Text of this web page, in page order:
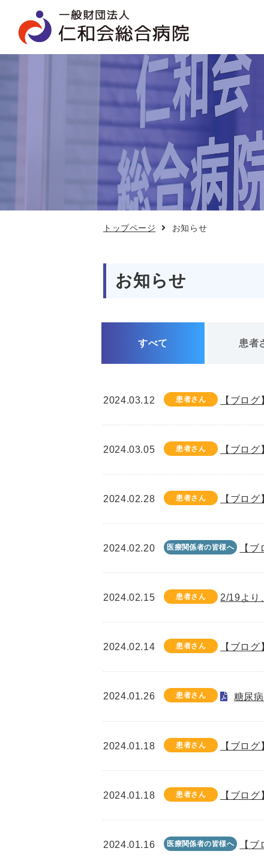
トップページ お知らせ
お知らせ
すべて 患者
2024.03.12 患者さん 【ブロ
2024.03.05 患者さん 【ブロ
2024.02.28 患者さん 【ブロ
2024.02.20 医療関係者の皆様へ 【
2024.02.15 患者さん 2/19より
2024.02.14 患者さん 【ブロ
2024.01.26 患者さん 糖尿
2024.01.18 患者さん 【ブロ
2024.01.18 患者さん 【ブロ
2024.01.16 医療関係者の皆様へ 【